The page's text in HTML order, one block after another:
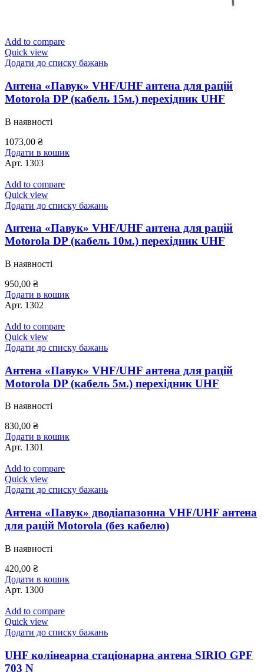
Add to compare
Quick view
Додати до списку бажань
Антена «Павук» VHF/UHF антена для рацій
Motorola DP (кабель 15м.) перехідник UHF
В наявності
1073,00 ₴
Додати в кошик
Арт. 1303
Add to compare
Quick view
Додати до списку бажань
Антена «Павук» VHF/UHF антена для рацій
Motorola DP (кабель 10м.) перехідник UHF
В наявності
950,00 ₴
Додати в кошик
Арт. 1302
Add to compare
Quick view
Додати до списку бажань
Антена «Павук» VHF/UHF антена для рацій
Motorola DP (кабель 5м.) перехідник UHF
В наявності
830,00 ₴
Додати в кошик
Арт. 1301
Add to compare
Quick view
Додати до списку бажань
Антена «Павук» дводіапазонна VHF/UHF антена
для рацій Motorola (без кабелю)
В наявності
420,00 ₴
Додати в кошик
Арт. 1300
Add to compare
Quick view
Додати до списку бажань
UHF колінеарна стаціонарна антена SIRIO GPF
703 N